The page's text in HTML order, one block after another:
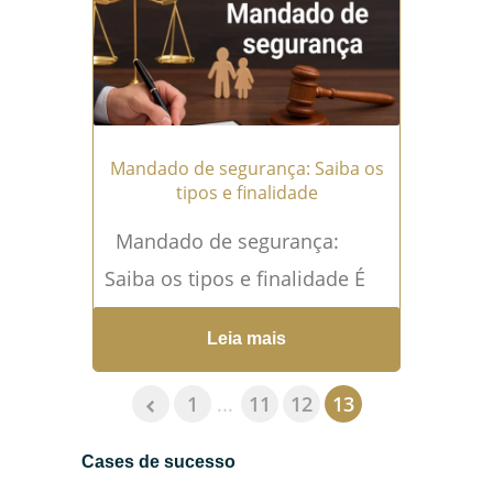
trabalhadores que
enfrentaram situações...Leia
mais →
Mandado de segurança: Saiba os
tipos e finalidade
Mandado de segurança:
Saiba os tipos e finalidade É
um remédio constitucional
destinado a proteger direito
líquido e certo quando
Leia mais →
Leia mais
1 ... 11 12 13
Cases de sucesso